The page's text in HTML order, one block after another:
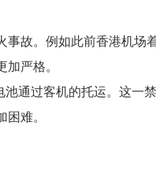
故。例如此前香港机
严格。
通过客机的托运。这一禁
难。